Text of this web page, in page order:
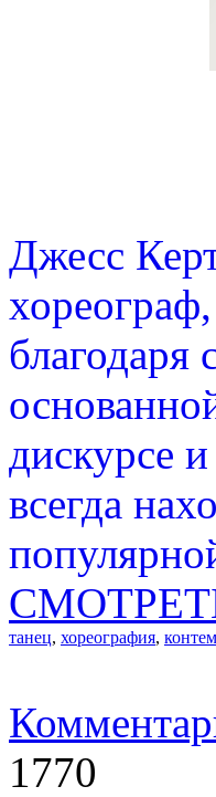
Джесс
благодаря
дискурсе
всегда
танец, хореография,
1770